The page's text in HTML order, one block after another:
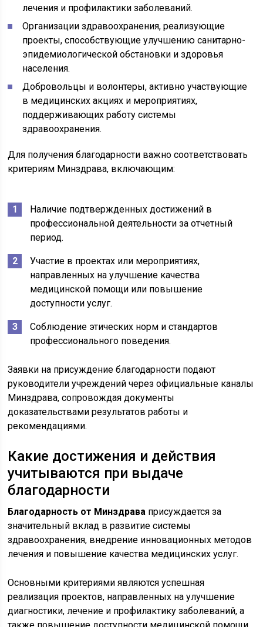
лечения и профилактики заболеваний.
Организации здравоохранения, реализующие
проекты, способствующие улучшению санитарно-
эпидемиологической обстановки и здоровья
населения.
Добровольцы и волонтеры, активно участвующие
в медицинских акциях и мероприятиях,
поддерживающих работу системы
здравоохранения.
Для получения благодарности важно соответствовать
критериям Минздрава, включающим:
Наличие подтвержденных достижений в
профессиональной деятельности за отчетный
период.
Участие в проектах или мероприятиях,
направленных на улучшение качества
медицинской помощи или повышение
доступности услуг.
Соблюдение этических норм и стандартов
профессионального поведения.
Заявки на присуждение благодарности подают
руководители учреждений через официальные каналы
Минздрава, сопровождая документы
доказательствами результатов работы и
рекомендациями.
Какие достижения и действия
учитываются при выдаче
благодарности
Благодарность от Минздрава присуждается за
значительный вклад в развитие системы
здравоохранения, внедрение инновационных методов
лечения и повышение качества медицинских услуг.
Основными критериями являются успешная
реализация проектов, направленных на улучшение
диагностики, лечение и профилактику заболеваний, а